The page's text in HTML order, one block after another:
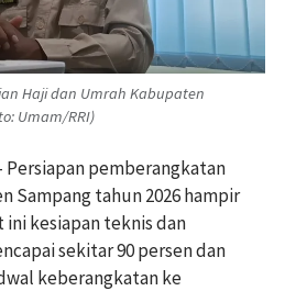
Haji dan Umrah Kabupaten
Umam/RRI)
Persiapan pemberangkatan
Sampang tahun 2026 hampir
ini kesiapan teknis dan
sekitar 90 persen dan
keberangkatan ke